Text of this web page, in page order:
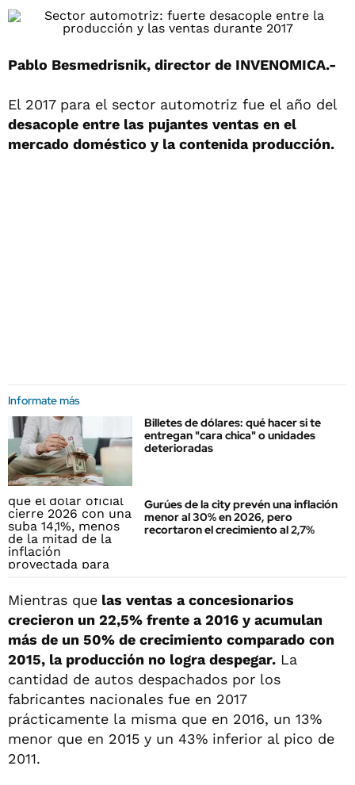
Pablo Besmedrisnik, director de INVENOMICA.-
El 2017 para el sector automotriz fue el año del
desacople entre las pujantes ventas en el
mercado doméstico y la contenida producción.
Informate más
Billetes de dólares: qué hacer si te
entregan "cara chica" o unidades
deterioradas
Gurúes de la city prevén una inflación
menor al 30% en 2026, pero
recortaron el crecimiento al 2,7%
Mientras que las ventas a concesionarios
crecieron un 22,5% frente a 2016 y acumulan
más de un 50% de crecimiento comparado con
2015, la producción no logra despegar. La
cantidad de autos despachados por los
fabricantes nacionales fue en 2017
prácticamente la misma que en 2016, un 13%
menor que en 2015 y un 43% inferior al pico de
2011.